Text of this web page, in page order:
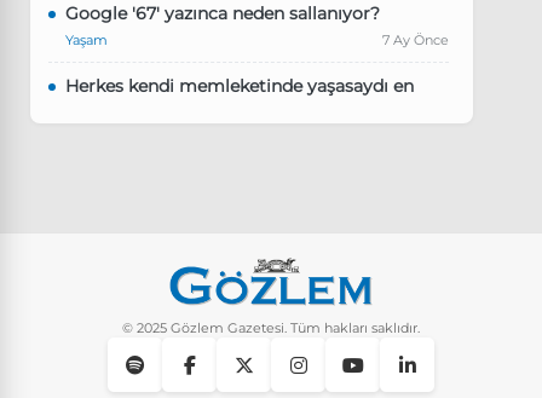
Google '67' yazınca neden sallanıyor?
Yaşam 7 Ay Önce
Herkes kendi memleketinde yaşasaydı en
Instagram’da keşfet nasıl temizlenir?
© 2025 Gözlem Gazetesi. Tüm hakları saklıdır.